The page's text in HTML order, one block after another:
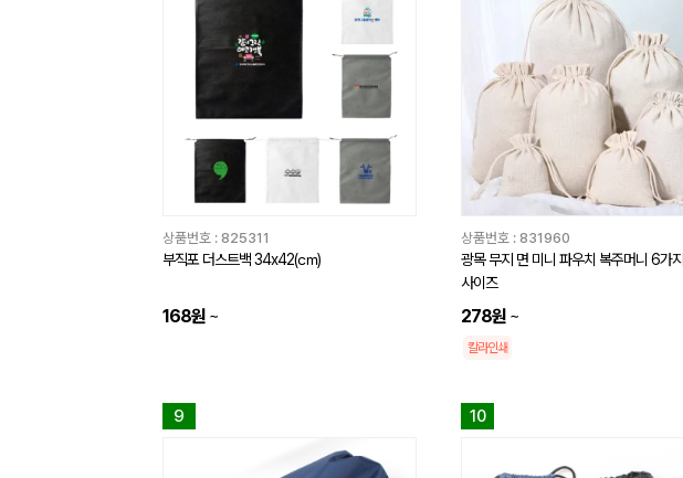
상품번호 : 825311
부직포 더스트백 34x42(㎝)
168원 ~
상품번호 : 831960
광목 무지 면 미니 파우치 복주머니 6가지
사이즈
278원 ~
칼라인쇄
9 10